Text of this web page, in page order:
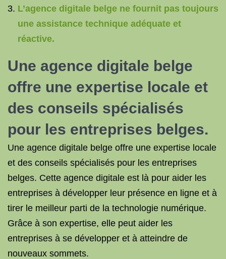
L’agence digitale belge ne fournit pas toujours
une assistance technique adéquate et
réactive.
Une agence digitale belge
offre une expertise locale et
des conseils spécialisés
pour les entreprises belges.
Une agence digitale belge offre une expertise locale
et des conseils spécialisés pour les entreprises
belges. Cette agence digitale est là pour aider les
entreprises à développer leur présence en ligne et à
tirer le meilleur parti de la technologie numérique.
Grâce à son expertise, elle peut aider les
entreprises à se développer et à atteindre de
nouveaux sommets.